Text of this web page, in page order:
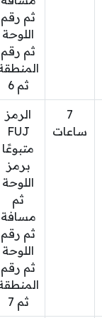
ثم رقم
اللوحة
ثم رقم
ثم 6
7
ساعات
الرمز
FUJ
متبوعًا
برمز
اللوحة
ثم
مسافة
ثم رقم
اللوحة
ثم رقم
ثم 7